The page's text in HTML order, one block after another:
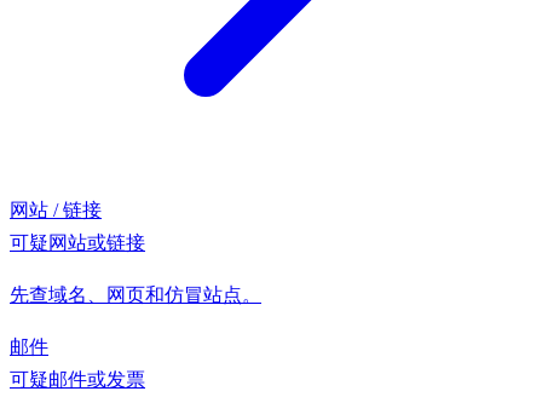
网站 / 链接
可疑网站或链接
先查域名、网页和仿冒站点。
邮件
可疑邮件或发票